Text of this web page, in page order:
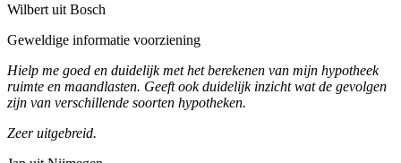
Wilbert uit Bosch
Geweldige informatie voorziening
Hielp me goed en duidelijk met het berekenen van mijn hypotheek
ruimte en maandlasten. Geeft ook duidelijk inzicht wat de gevolgen
zijn van verschillende soorten hypotheken.
Zeer uitgebreid.